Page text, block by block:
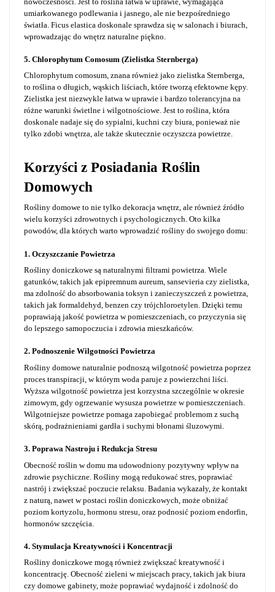
umiarkowanego podlewania i jasnego, ale nie bezpośredniego
światła. Ficus elastica doskonale sprawdza się w salonach i biurach,
wprowadzając do wnętrz naturalne piękno.
5. Chlorophytum Comosum (Zielistka Sternberga)
Chlorophytum comosum, znana również jako zielistka Sternberga,
to roślina o długich, wąskich liściach, które tworzą efektowne kępy.
Zielistka jest niezwykle łatwa w uprawie i bardzo tolerancyjna na
różne warunki świetlne i wilgotnościowe. Jest to roślina, która
doskonale nadaje się do sypialni, kuchni czy biura, ponieważ nie
tylko zdobi wnętrza, ale także skutecznie oczyszcza powietrze.
Korzyści z Posiadania Roślin
Domowych
Rośliny domowe to nie tylko dekoracja wnętrz, ale również źródło
wielu korzyści zdrowotnych i psychologicznych. Oto kilka
powodów, dla których warto wprowadzić rośliny do swojego domu:
1. Oczyszczanie Powietrza
Rośliny doniczkowe są naturalnymi filtrami powietrza. Wiele
gatunków, takich jak epipremnum aureum, sansevieria czy zielistka,
ma zdolność do absorbowania toksyn i zanieczyszczeń z powietrza,
takich jak formaldehyd, benzen czy trójchloroetylen. Dzięki temu
poprawiają jakość powietrza w pomieszczeniach, co przyczynia się
do lepszego samopoczucia i zdrowia mieszkańców.
2. Podnoszenie Wilgotności Powietrza
Rośliny domowe naturalnie podnoszą wilgotność powietrza poprzez
proces transpiracji, w którym woda paruje z powierzchni liści.
Wyższa wilgotność powietrza jest korzystna szczególnie w okresie
zimowym, gdy ogrzewanie wysusza powietrze w pomieszczeniach.
Wilgotniejsze powietrze pomaga zapobiegać problemom z suchą
skórą, podrażnieniami gardła i suchymi błonami śluzowymi.
3. Poprawa Nastroju i Redukcja Stresu
Obecność roślin w domu ma udowodniony pozytywny wpływ na
zdrowie psychiczne. Rośliny mogą redukować stres, poprawiać
nastrój i zwiększać poczucie relaksu. Badania wykazały, że kontakt
z naturą, nawet w postaci roślin doniczkowych, może obniżać
poziom kortyzolu, hormonu stresu, oraz podnosić poziom endorfin,
hormonów szczęścia.
4. Stymulacja Kreatywności i Koncentracji
Rośliny doniczkowe mogą również zwiększać kreatywność i
koncentrację. Obecność zieleni w miejscach pracy, takich jak biura
czy domowe gabinety, może poprawiać wydajność i zdolność do